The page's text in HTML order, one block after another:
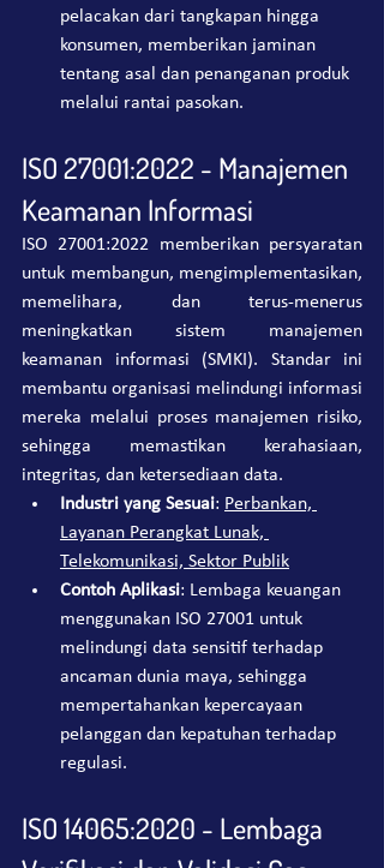
pelacakan dari tangkapan hingga
konsumen, memberikan jaminan
tentang asal dan penanganan produk
melalui rantai pasokan.
ISO 27001:2022 - Manajemen
Keamanan Informasi
ISO 27001:2022 memberikan persyaratan
untuk membangun, mengimplementasikan,
memelihara, dan terus-menerus
meningkatkan sistem manajemen
keamanan informasi (SMKI). Standar ini
membantu organisasi melindungi informasi
mereka melalui proses manajemen risiko,
sehingga memastikan kerahasiaan,
integritas, dan ketersediaan data.
Industri yang Sesuai: Perbankan,
Layanan Perangkat Lunak,
Telekomunikasi, Sektor Publik
Contoh Aplikasi: Lembaga keuangan
menggunakan ISO 27001 untuk
melindungi data sensitif terhadap
ancaman dunia maya, sehingga
mempertahankan kepercayaan
pelanggan dan kepatuhan terhadap
regulasi.
ISO 14065:2020 - Lembaga